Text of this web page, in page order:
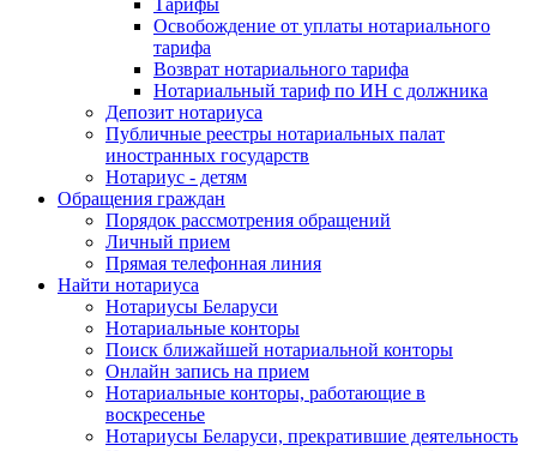
Освобождение от уплаты нотариального
тарифа
Возврат нотариального тарифа
Нотариальный тариф по ИН с должника
Депозит нотариуса
Публичные реестры нотариальных палат
иностранных государств
Нотариус - детям
Обращения граждан
Порядок рассмотрения обращений
Личный прием
Прямая телефонная линия
Найти нотариуса
Нотариусы Беларуси
Нотариальные конторы
Поиск ближайшей нотариальной конторы
Онлайн запись на прием
Нотариальные конторы, работающие в
воскресенье
Нотариусы Беларуси, прекратившие деятельность